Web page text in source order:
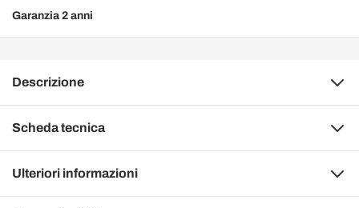
Garanzia 2 anni
Descrizione
Scheda tecnica
Ulteriori informazioni